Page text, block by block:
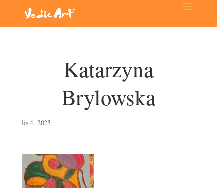
Katarzyna
Brylowska
lis 4, 2023